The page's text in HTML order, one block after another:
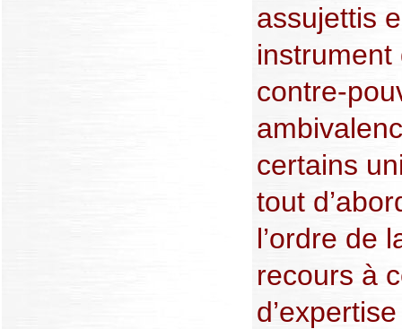
assujettis
contre-
certains
tout
l’ordre de
recours à